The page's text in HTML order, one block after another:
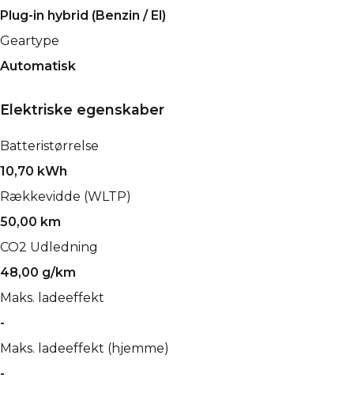
Plug-in hybrid (Benzin / El)
Geartype
Automatisk
Elektriske egenskaber
Batteristørrelse
10,70 kWh
Rækkevidde (WLTP)
50,00 km
CO2 Udledning
48,00 g/km
Maks. ladeeffekt
-
Maks. ladeeffekt (hjemme)
-